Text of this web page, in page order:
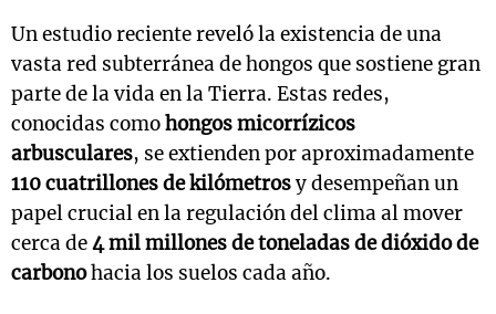
Un estudio reciente reveló la existencia de una
vasta red subterránea de hongos que sostiene gran
parte de la vida en la Tierra. Estas redes,
conocidas comohongos micorrízicos
arbusculares, se extienden por aproximadamente
110 cuatrillones de kilómetrosy desempeñan un
papel crucial en la regulación del clima al mover
cerca de4 mil millones de toneladas de dióxido de
carbonohacia los suelos cada año.